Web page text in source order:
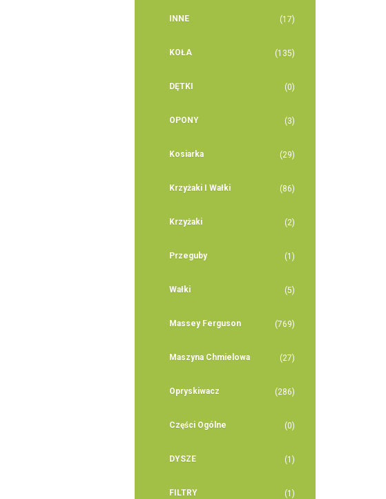
INNE (17)
KOŁA (135)
DĘTKI (0)
OPONY (3)
Kosiarka (29)
Krzyżaki I Wałki (86)
Krzyżaki (2)
Przeguby (1)
Wałki (5)
Massey Ferguson (769)
Maszyna Chmielowa (27)
Opryskiwacz (286)
Części Ogólne (0)
DYSZE (1)
FILTRY (1)